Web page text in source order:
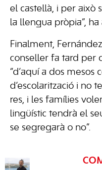
el castellà, i per això
la llengua pròpia”,
Finalment,
conseller fa tard per
“d’aquí a dos mesos
d’escolarització i no
res, i les famílies
lingüístic tendrà el
se segregarà o no”.